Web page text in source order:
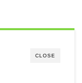
CLOSE